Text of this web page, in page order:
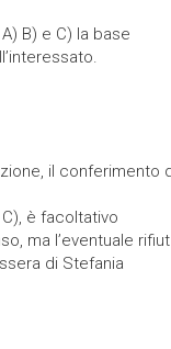
B) e C) la base
il conferimento
è facoltativo
ma l’eventuale
di Stefania